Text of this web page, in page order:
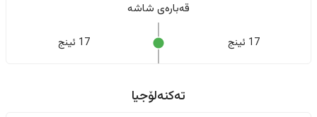
قەبارەی شاشە
17 ئینج 17 ئینج
تەکنەلۆجیا